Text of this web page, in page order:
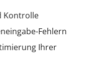
Kontrolle
Fehlern
Ihrer